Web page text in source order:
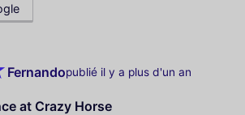
Fernandopublié il y a plus d'un an
at Crazy Horse